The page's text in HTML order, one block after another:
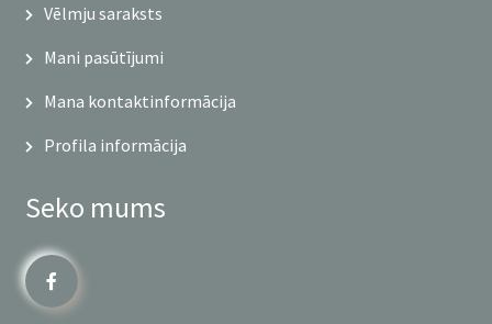
Vēlmju saraksts
Mani pasūtījumi
Mana kontaktinformācija
Profila informācija
Seko mums